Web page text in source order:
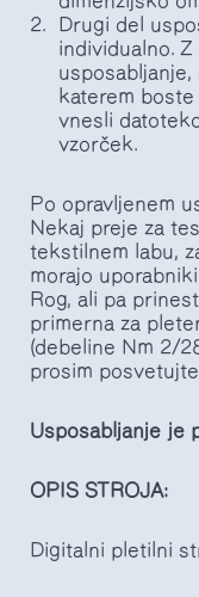
Drugi del
individualno.
katerem
vnesli
vzorček.
Po opravljenem
Nekaj preje za
tekstilnem labu,
morajo
Rog, ali pa
primerna za
(debeline Nm 2/
prosim
Usposabljanje je
OPIS STROJA:
Digitalni pletilni